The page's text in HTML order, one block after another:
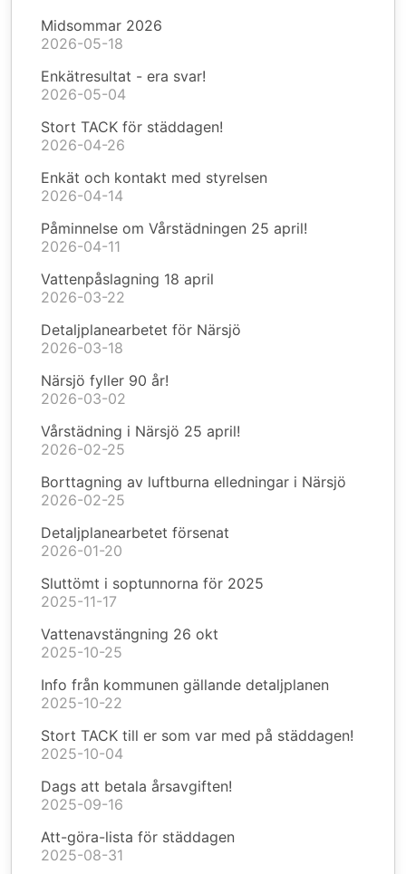
Midsommar 2026
2026-05-18
Enkätresultat - era svar!
2026-05-04
Stort TACK för städdagen!
2026-04-26
Enkät och kontakt med styrelsen
2026-04-14
Påminnelse om Vårstädningen 25 april!
2026-04-11
Vattenpåslagning 18 april
2026-03-22
Detaljplanearbetet för Närsjö
2026-03-18
Närsjö fyller 90 år!
2026-03-02
Vårstädning i Närsjö 25 april!
2026-02-25
Borttagning av luftburna elledningar i Närsjö
2026-02-25
Detaljplanearbetet försenat
2026-01-20
Sluttömt i soptunnorna för 2025
2025-11-17
Vattenavstängning 26 okt
2025-10-25
Info från kommunen gällande detaljplanen
2025-10-22
Stort TACK till er som var med på städdagen!
2025-10-04
Dags att betala årsavgiften!
2025-09-16
Att-göra-lista för städdagen
2025-08-31